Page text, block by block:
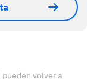
volver a